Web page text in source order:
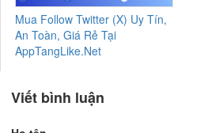
Mua Follow Twitter (X) Uy Tín,
An Toàn, Giá Rẻ Tại
AppTangLike.Net
Viết bình luận